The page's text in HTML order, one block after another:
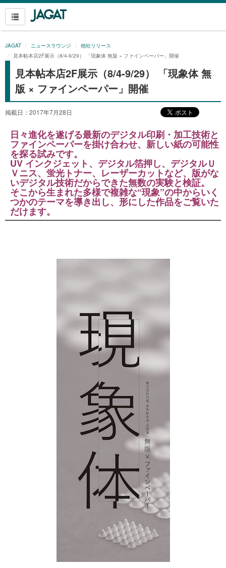
JAGAT ニュースラウンジ
他社リリース
見本帖本店2F展示（8/4-9/29） 「現象体 無版 × ファインペーパー」開催
見本帖本店2F展示（8/4-9/29） 「現象体 無
版 × ファインペーパー」開催
掲載日：2017年7月28日
日々進化を遂げる最新のデジタル印刷・加工技術と
ファインペーパーを掛け合わせ、新しい紙の可能性
を探る試みです。
UV インクジェット、デジタル箔押し、デジタルＵ
Ｖニス、蛍光トナー、レーザーカットなど、版がな
いデジタル技術だからできた無数の実験と検証。
そこから生まれた多様で複雑な“現象”の中からいく
つかのテーマを導き出し、形にした作品をご覧いた
だけます。